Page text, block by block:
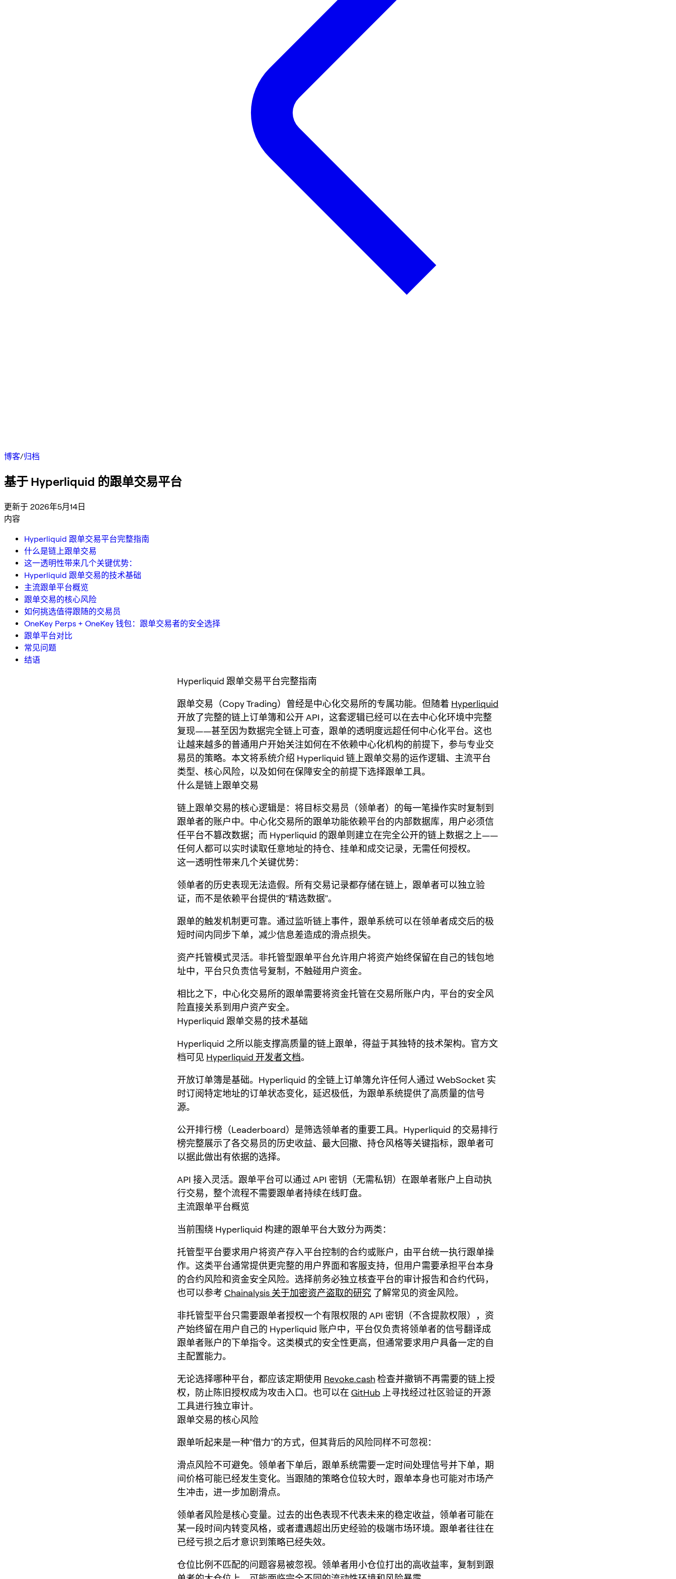
博客/归档
基于 Hyperliquid 的跟单交易平台
更新于 2026年5月14日
内容
Hyperliquid 跟单交易平台完整指南
什么是链上跟单交易
这一透明性带来几个关键优势：
Hyperliquid 跟单交易的技术基础
主流跟单平台概览
跟单交易的核心风险
如何挑选值得跟随的交易员
OneKey Perps + OneKey 钱包：跟单交易者的安全选择
跟单平台对比
常见问题
结语
Hyperliquid 跟单交易平台完整指南
跟单交易（Copy Trading）曾经是中心化交易所的专属功能。但随着 Hyperliquid
开放了完整的链上订单簿和公开 API，这套逻辑已经可以在去中心化环境中完整
复现——甚至因为数据完全链上可查，跟单的透明度远超任何中心化平台。这也
让越来越多的普通用户开始关注如何在不依赖中心化机构的前提下，参与专业交
易员的策略。本文将系统介绍 Hyperliquid 链上跟单交易的运作逻辑、主流平台
类型、核心风险，以及如何在保障安全的前提下选择跟单工具。
什么是链上跟单交易
链上跟单交易的核心逻辑是：将目标交易员（领单者）的每一笔操作实时复制到
跟单者的账户中。中心化交易所的跟单功能依赖平台的内部数据库，用户必须信
任平台不篡改数据；而 Hyperliquid 的跟单则建立在完全公开的链上数据之上——
任何人都可以实时读取任意地址的持仓、挂单和成交记录，无需任何授权。
这一透明性带来几个关键优势：
领单者的历史表现无法造假。所有交易记录都存储在链上，跟单者可以独立验
证，而不是依赖平台提供的"精选数据"。
跟单的触发机制更可靠。通过监听链上事件，跟单系统可以在领单者成交后的极
短时间内同步下单，减少信息差造成的滑点损失。
资产托管模式灵活。非托管型跟单平台允许用户将资产始终保留在自己的钱包地
址中，平台只负责信号复制，不触碰用户资金。
相比之下，中心化交易所的跟单需要将资金托管在交易所账户内，平台的安全风
险直接关系到用户资产安全。
Hyperliquid 跟单交易的技术基础
Hyperliquid 之所以能支撑高质量的链上跟单，得益于其独特的技术架构。官方文
档可见 Hyperliquid 开发者文档。
开放订单簿是基础。Hyperliquid 的全链上订单簿允许任何人通过 WebSocket 实
时订阅特定地址的订单状态变化，延迟极低，为跟单系统提供了高质量的信号
源。
公开排行榜（Leaderboard）是筛选领单者的重要工具。Hyperliquid 的交易排行
榜完整展示了各交易员的历史收益、最大回撤、持仓风格等关键指标，跟单者可
以据此做出有依据的选择。
API 接入灵活。跟单平台可以通过 API 密钥（无需私钥）在跟单者账户上自动执
行交易，整个流程不需要跟单者持续在线盯盘。
主流跟单平台概览
当前围绕 Hyperliquid 构建的跟单平台大致分为两类：
托管型平台要求用户将资产存入平台控制的合约或账户，由平台统一执行跟单操
作。这类平台通常提供更完整的用户界面和客服支持，但用户需要承担平台本身
的合约风险和资金安全风险。选择前务必独立核查平台的审计报告和合约代码，
也可以参考 Chainalysis 关于加密资产盗取的研究 了解常见的资金风险。
非托管型平台只需要跟单者授权一个有限权限的 API 密钥（不含提款权限），资
产始终留在用户自己的 Hyperliquid 账户中，平台仅负责将领单者的信号翻译成
跟单者账户的下单指令。这类模式的安全性更高，但通常要求用户具备一定的自
主配置能力。
无论选择哪种平台，都应该定期使用 Revoke.cash检查并撤销不再需要的链上授
权，防止陈旧授权成为攻击入口。也可以在 GitHub 上寻找经过社区验证的开源
工具进行独立审计。
跟单交易的核心风险
跟单听起来是一种"借力"的方式，但其背后的风险同样不可忽视：
滑点风险不可避免。领单者下单后，跟单系统需要一定时间处理信号并下单，期
间价格可能已经发生变化。当跟随的策略仓位较大时，跟单本身也可能对市场产
生冲击，进一步加剧滑点。
领单者风险是核心变量。过去的出色表现不代表未来的稳定收益，领单者可能在
某一段时间内转变风格，或者遭遇超出历史经验的极端市场环境。跟单者往往在
已经亏损之后才意识到策略已经失效。
仓位比例不匹配的问题容易被忽视。领单者用小仓位打出的高收益率，复制到跟